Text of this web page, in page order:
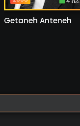
Getaneh Anteneh